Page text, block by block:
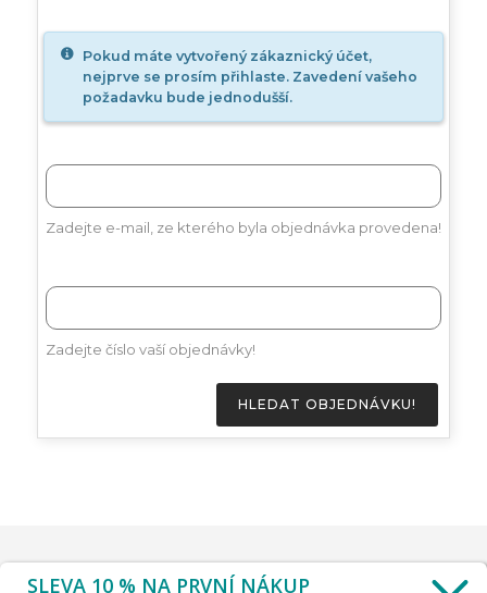
Pokud máte vytvořený zákaznický účet,
nejprve se prosím přihlaste. Zavedení vašeho
požadavku bude jednodušší.
Zadejte e-mail, ze kterého byla objednávka provedena!
Zadejte číslo vaší objednávky!
HLEDAT OBJEDNÁVKU!
SLEVA 10 % NA PRVNÍ NÁKUP